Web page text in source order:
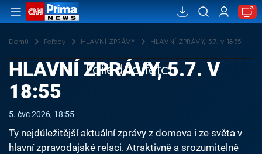
Domů Pořady HLAVNÍ ZPRÁVY HLAVNÍ ZPRÁVY, 5.7. v 18:55
Failed to fetch
HLAVNÍ ZPRÁVY, 5.7. V
18:55
5. čvc 2026, 18:55
Ty nejdůležitější aktuální zprávy z domova i ze světa v
hlavní zpravodajské relaci. Atraktivně a srozumitelně